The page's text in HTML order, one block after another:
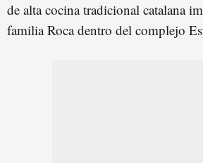
de alta cocina tradicional catalana
familia Roca dentro del complejo